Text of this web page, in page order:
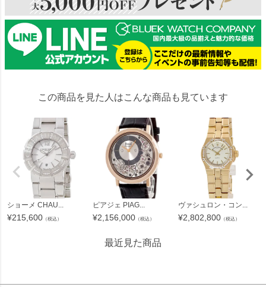
この商品を見た人はこんな商品も見ています
ショーメ CHAU...
¥215,600 （税込）
ピアジェ PIAG...
¥2,156,000 （税込）
ヴァシュロン・コン...
¥2,802,800 （税込）
最近見た商品